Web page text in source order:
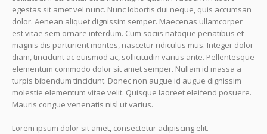
egestas sit amet vel nunc. Nunc lobortis dui neque, quis accumsan
dolor. Aenean aliquet dignissim semper. Maecenas ullamcorper
est vitae sem ornare interdum. Cum sociis natoque penatibus et
magnis dis parturient montes, nascetur ridiculus mus. Integer dolor
diam, tincidunt ac euismod ac, sollicitudin varius ante. Pellentesque
elementum commodo dolor sit amet semper. Nullam id massa a
turpis bibendum tincidunt. Donec non augue id augue dignissim
molestie elementum vitae velit. Quisque laoreet eleifend posuere.
Mauris congue venenatis nisl ut varius.
Lorem ipsum dolor sit amet, consectetur adipiscing elit.